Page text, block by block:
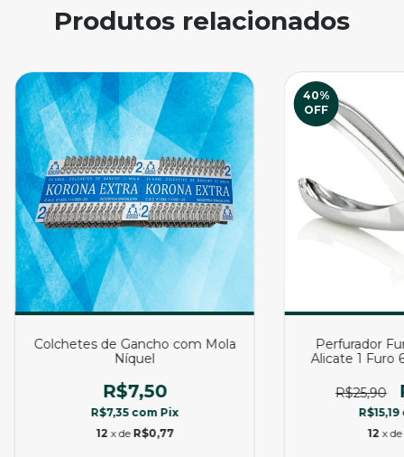
Produtos relacionados
Colchetes de Gancho com Mola
Níquel
R$7,50
R$7,35 com Pix
12 x de R$0,77
40%
OFF
Perfurador
Alicate 1 Furo
R$25,90
R$15,19
12 x de